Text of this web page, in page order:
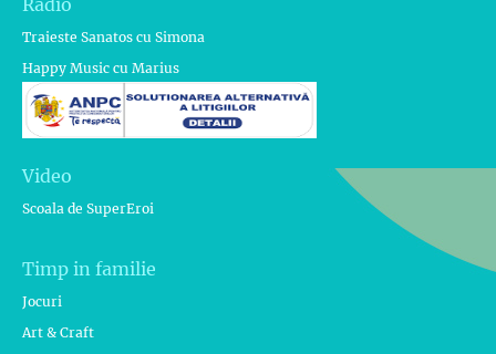
Radio
Traieste Sanatos cu Simona
Happy Music cu Marius
Video
Scoala de SuperEroi
Timp in familie
Jocuri
Art & Craft